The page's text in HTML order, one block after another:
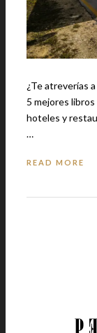
¿Te atreverías a visitarlo? Te
5 mejores libros de
hoteles y
…
READ MORE